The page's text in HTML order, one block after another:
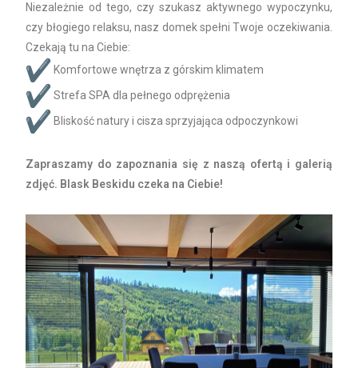
Niezależnie od tego, czy szukasz aktywnego wypoczynku,
czy błogiego relaksu, nasz domek spełni Twoje oczekiwania.
Czekają tu na Ciebie:
Komfortowe wnętrza z górskim klimatem
Strefa SPA dla pełnego odprężenia
Bliskość natury i cisza sprzyjająca odpoczynkowi
Zapraszamy do zapoznania się z naszą ofertą i galerią
zdjęć. Blask Beskidu czeka na Ciebie!